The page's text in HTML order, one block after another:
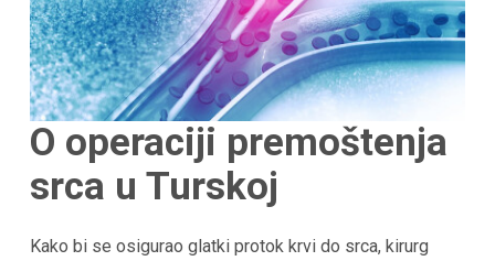
O operaciji premoštenja
srca u Turskoj
Kako bi se osigurao glatki protok krvi do srca, kirurg